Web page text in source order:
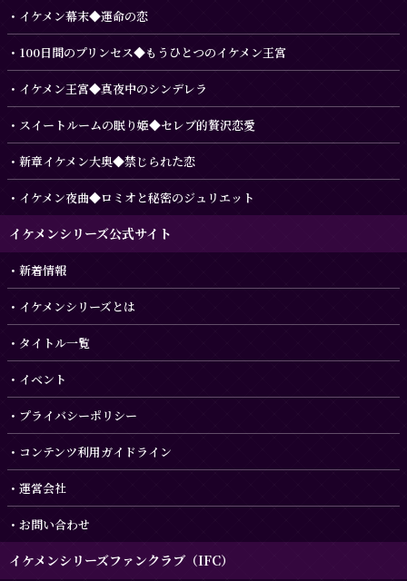
イケメン幕末◆運命の恋
100日間のプリンセス◆もうひとつのイケメン王宮
イケメン王宮◆真夜中のシンデレラ
スイートルームの眠り姫◆セレブ的贅沢恋愛
新章イケメン大奥◆禁じられた恋
イケメン夜曲◆ロミオと秘密のジュリエット
イケメンシリーズ公式サイト
新着情報
イケメンシリーズとは
タイトル一覧
イベント
プライバシーポリシー
コンテンツ利用ガイドライン
運営会社
お問い合わせ
イケメンシリーズファンクラブ（IFC）